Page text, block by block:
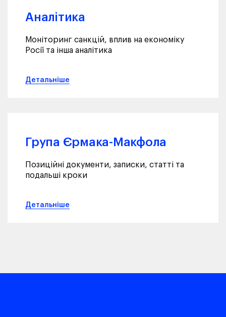
Аналітика
Моніторинг санкцій, вплив на економіку
Росії та інша аналітика
Детальніше
Група Єрмака-Макфола
Позиційні документи, записки, статті та
подальші кроки
Детальніше